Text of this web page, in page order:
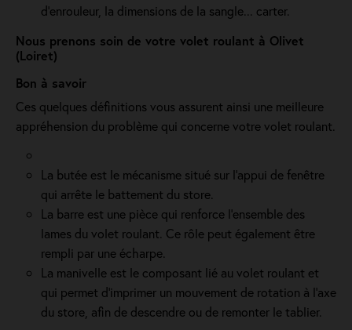
d’enrouleur, la dimensions de la sangle... carter.
Nous prenons soin de votre volet roulant à Olivet
(Loiret)
Bon à savoir
Ces quelques définitions vous assurent ainsi une meilleure
appréhension du problème qui concerne votre volet roulant.
La butée est le mécanisme situé sur l’appui de fenêtre
qui arrête le battement du store.
La barre est une pièce qui renforce l’ensemble des
lames du volet roulant. Ce rôle peut également être
rempli par une écharpe.
La manivelle est le composant lié au volet roulant et
qui permet d’imprimer un mouvement de rotation à l’axe
du store, afin de descendre ou de remonter le tablier.